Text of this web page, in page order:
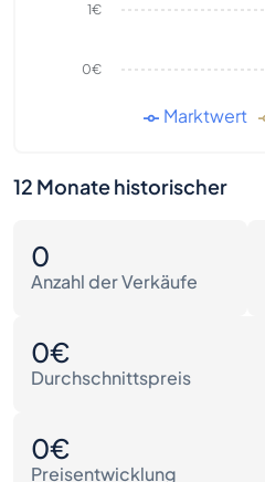
0€
1€
Marktwert
12 Monate historischer
0
Anzahl der Verkäufe
0€
Durchschnittspreis
0€
Preisentwicklung